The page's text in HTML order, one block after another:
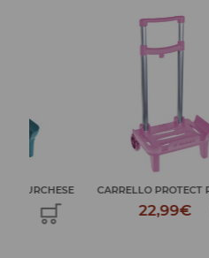
CARRELLO PROTECT ROSA